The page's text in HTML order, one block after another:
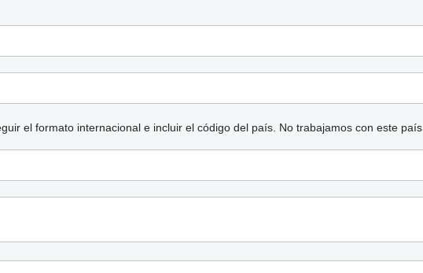
el formato internacional e incluir el código del país. No trabajamos con este país